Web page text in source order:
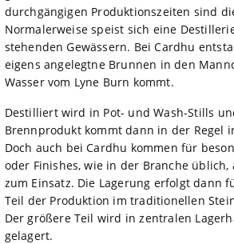
durchgängigen Produktionszeiten sind
Normalerweise speist sich eine
stehenden Gewässern. Bei Cardhu
eigens angelegtne Brunnen in den
Wasser vom Lyne Burn kommt.
Destilliert wird in Pot- und Wash-Stills
Brennprodukt kommt dann in der Regel
Doch auch bei Cardhu kommen für
oder Finishes, wie in der Branche üblich,
zum Einsatz. Die Lagerung erfolgt dann
Teil der Produktion im traditionellen
Der größere Teil wird in zentralen
gelagert.